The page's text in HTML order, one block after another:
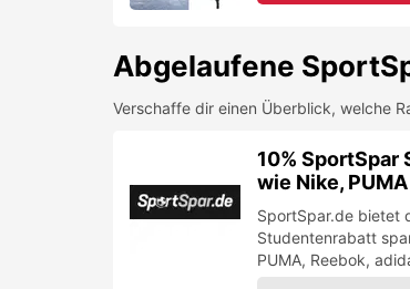
Abgelaufene
Verschaffe dir einen Überblick, welche
10%
wie Nike,
SportSpar.de bietet
Studentenrabatt
PUMA, Reebok,